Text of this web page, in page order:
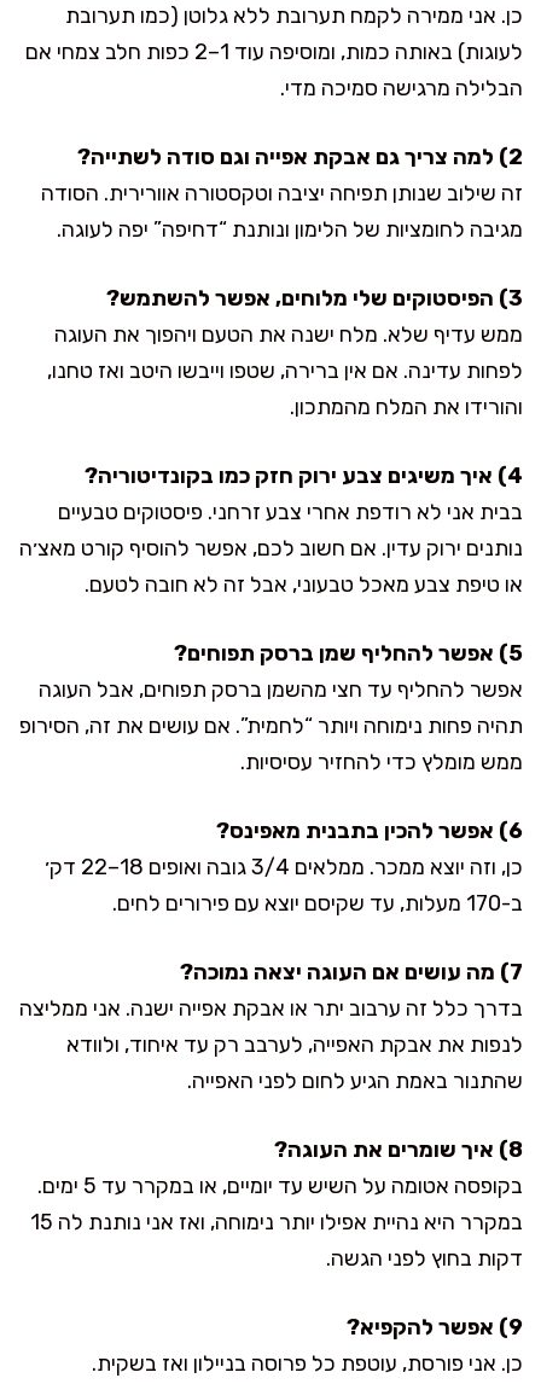
כן. אני ממירה לקמח תערובת ללא גלוטן (כמו תערובת
לעוגות) באותה כמות, ומוסיפה עוד 1–2 כפות חלב צמחי אם
הבלילה מרגישה סמיכה מדי.
2) למה צריך גם אבקת אפייה וגם סודה לשתייה?
זה שילוב שנותן תפיחה יציבה וטקסטורה אוורירית. הסודה
מגיבה לחומציות של הלימון ונותנת “דחיפה” יפה לעוגה.
3) הפיסטוקים שלי מלוחים, אפשר להשתמש?
ממש עדיף שלא. מלח ישנה את הטעם ויהפוך את העוגה
לפחות עדינה. אם אין ברירה, שטפו וייבשו היטב ואז טחנו,
והורידו את המלח מהמתכון.
4) איך משיגים צבע ירוק חזק כמו בקונדיטוריה?
בבית אני לא רודפת אחרי צבע זרחני. פיסטוקים טבעיים
נותנים ירוק עדין. אם חשוב לכם, אפשר להוסיף קורט מאצ׳ה
או טיפת צבע מאכל טבעוני, אבל זה לא חובה לטעם.
5) אפשר להחליף שמן ברסק תפוחים?
אפשר להחליף עד חצי מהשמן ברסק תפוחים, אבל העוגה
תהיה פחות נימוחה ויותר “לחמית”. אם עושים את זה, הסירופ
ממש מומלץ כדי להחזיר עסיסיות.
6) אפשר להכין בתבנית מאפינס?
כן, וזה יוצא ממכר. ממלאים 3/4 גובה ואופים 18–22 דק׳
ב-170 מעלות, עד שקיסם יוצא עם פירורים לחים.
7) מה עושים אם העוגה יצאה נמוכה?
בדרך כלל זה ערבוב יתר או אבקת אפייה ישנה. אני ממליצה
לנפות את אבקת האפייה, לערבב רק עד איחוד, ולוודא
שהתנור באמת הגיע לחום לפני האפייה.
8) איך שומרים את העוגה?
בקופסה אטומה על השיש עד יומיים, או במקרר עד 5 ימים.
במקרר היא נהיית אפילו יותר נימוחה, ואז אני נותנת לה 15
דקות בחוץ לפני הגשה.
9) אפשר להקפיא?
כן. אני פורסת, עוטפת כל פרוסה בניילון ואז בשקית.